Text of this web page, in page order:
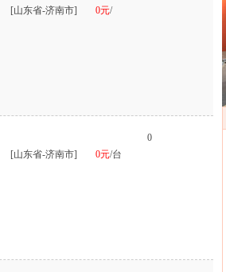
[山东省-济南市] 0元/
[山东省-济南市] 0元/台
0